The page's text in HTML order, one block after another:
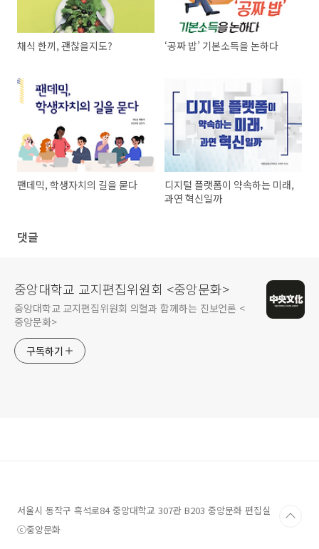
채식 한끼, 괜찮을지도? ‘공짜 밥’ 기본소득을 논하다
팬데믹, 학생자치의 길을 묻다
디지털 플랫폼이 약속하는 미래,
과연 혁신일까
댓글
중앙대학교 교지편집위원회 <중앙문화>
중앙대학교 교지편집위원회 의혈과 함께하는 진보언론 <
중앙문화>
구독하기
서울시 동작구 흑석로84 중앙대학교 307관 B203 중앙문화 편집실
ⓒ중앙문화